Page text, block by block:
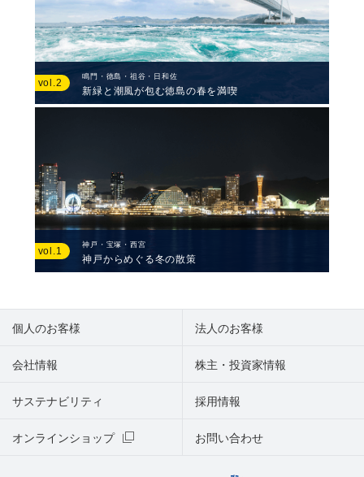
vol.2
鳴門・徳島・祖谷・日和佐
新緑と潮風が包む徳島の春を満喫
vol.1
神戸・宝塚・西宮
神戸からめぐる冬の散策
個人のお客様 法人のお客様
会社情報 株主・投資家情報
サステナビリティ
オンラインショップ お問い合わせ
採用情報